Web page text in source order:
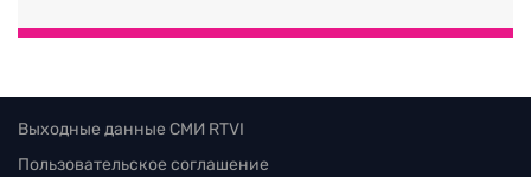
Выходные данные СМИ RTVI
Пользовательское соглашение